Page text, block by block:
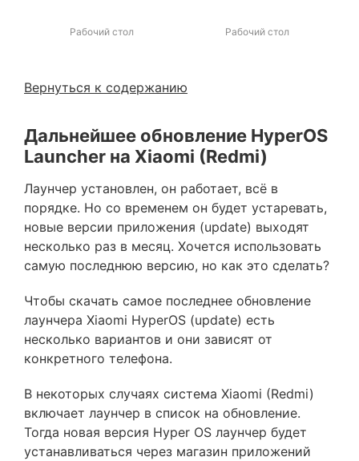
Рабочий стол Рабочий стол
Вернуться к содержанию
Дальнейшее обновление HyperOS
Launcher на Xiaomi (Redmi)
Лаунчер установлен, он работает, всё в
порядке. Но со временем он будет устаревать,
новые версии приложения (update) выходят
несколько раз в месяц. Хочется использовать
самую последнюю версию, но как это сделать?
Чтобы скачать самое последнее обновление
лаунчера Xiaomi HyperOS (update) есть
несколько вариантов и они зависят от
конкретного телефона.
В некоторых случаях система Xiaomi (Redmi)
включает лаунчер в список на обновление.
Тогда новая версия Hyper OS лаунчер будет
устанавливаться через магазин приложений